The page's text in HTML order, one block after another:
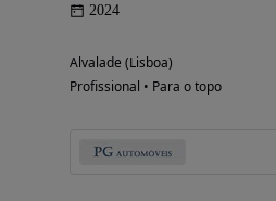
2024
Alvalade (Lisboa)
Profissional • Para o topo